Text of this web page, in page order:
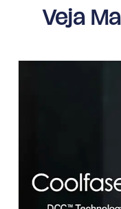
Veja